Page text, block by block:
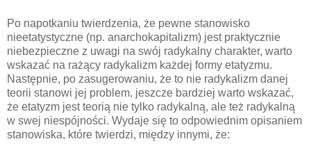
Po napotkaniu twierdzenia, że pewne stanowisko
nieetatystyczne (np. anarchokapitalizm) jest praktycznie
niebezpieczne z uwagi na swój radykalny charakter, warto
wskazać na rażący radykalizm każdej formy etatyzmu.
Następnie, po zasugerowaniu, że to nie radykalizm danej
teorii stanowi jej problem, jeszcze bardziej warto wskazać,
że etatyzm jest teorią nie tylko radykalną, ale też radykalną
w swej niespójności. Wydaje się to odpowiednim opisaniem
stanowiska, które twierdzi, między innymi, że: